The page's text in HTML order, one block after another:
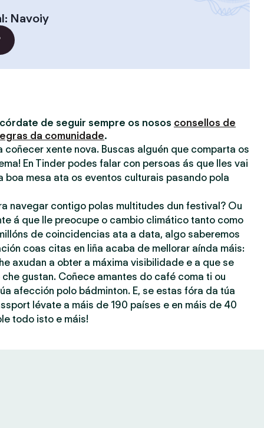
: Navoiy
de seguir sempre os nosos consellos de
da comunidade.
coñecer xente nova. Buscas alguén que comparta os
En Tinder podes falar con persoas ás que lles vai
boa mesa ata os eventos culturais pasando pola
navegar contigo polas multitudes dun festival? Ou
á que lle preocupe o cambio climático tanto como
de coincidencias ata a data, algo saberemos
coas citas en liña acaba de mellorar aínda máis:
axudan a obter a máxima visibilidade e a que se
gustan. Coñece amantes do café coma ti ou
afección polo bádminton. E, se estas fóra da túa
lévate a máis de 190 países e en máis de 40
todo isto e máis!